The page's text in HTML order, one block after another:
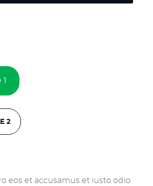
2
eos et accusamus et iusto odio